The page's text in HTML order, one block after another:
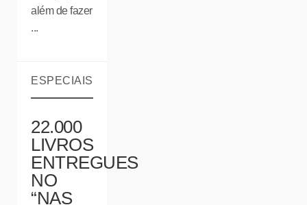
além de fazer
...
ESPECIAIS
22.000
LIVROS
ENTREGUES
NO
“NAS